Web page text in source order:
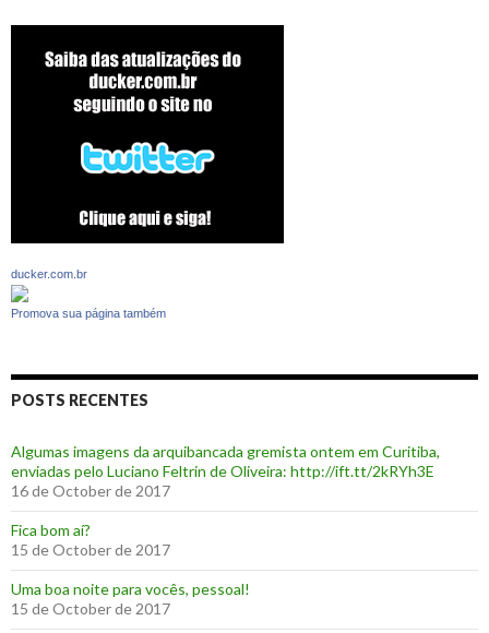
ducker.com.br
Promova sua página também
POSTS RECENTES
Algumas imagens da arquibancada gremista ontem em Curitiba,
enviadas pelo Luciano Feltrin de Oliveira: http://ift.tt/2kRYh3E
16 de October de 2017
‪Fica bom aí?‬
15 de October de 2017
Uma boa noite para vocês, pessoal!
15 de October de 2017